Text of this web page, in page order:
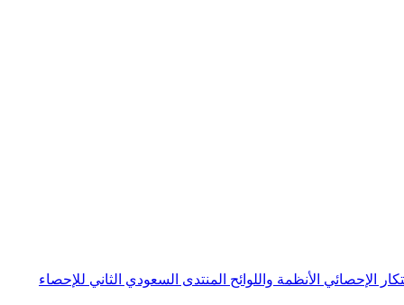
الإحصائي الأنظمة واللوائح المنتدى السعودي الثاني للإحصاء